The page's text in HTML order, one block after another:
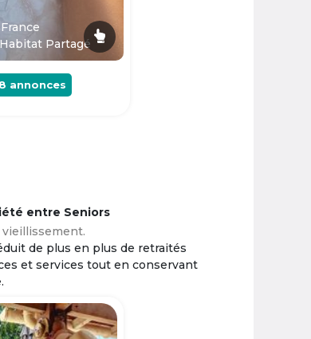
Partagé
annonces
entre Seniors
vieillissement.
de plus en plus de retraités
et services tout en conservant